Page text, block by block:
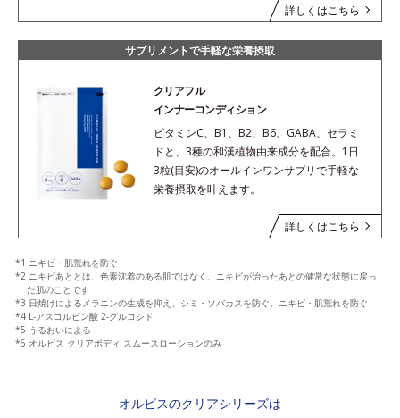
詳しくはこちら
サプリメントで手軽な栄養摂取
クリアフル
インナーコンディション
ビタミンC、B1、B2、B6、GABA、セラミ
ドと、3種の和漢植物由来成分を配合。1日
3粒(目安)のオールインワンサプリで手軽な
栄養摂取を叶えます。
詳しくはこちら
*1 ニキビ・肌荒れを防ぐ
*2 ニキビあととは、色素沈着のある肌ではなく、ニキビが治ったあとの健常な状態に戻っ
た肌のことです
*3 日焼けによるメラニンの生成を抑え、シミ・ソバカスを防ぐ。ニキビ・肌荒れを防ぐ
*4 L-アスコルビン酸 2-グルコシド
*5 うるおいによる
*6 オルビス クリアボディ スムースローションのみ
オルビスのクリアシリーズは